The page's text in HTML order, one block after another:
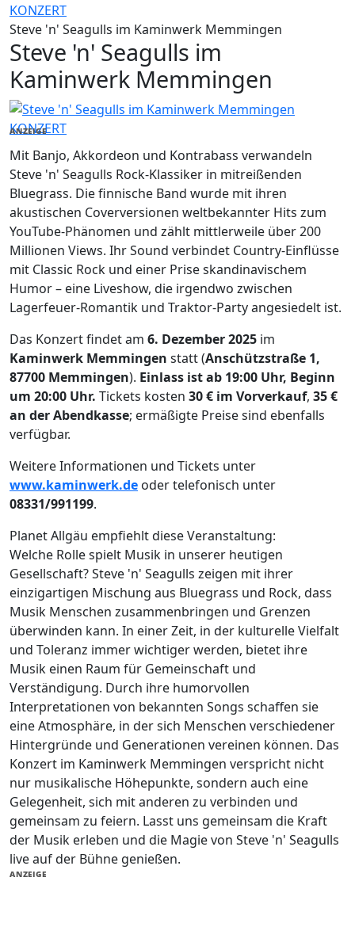
KONZERT
Steve 'n' Seagulls im Kaminwerk Memmingen
Steve 'n' Seagulls im
Kaminwerk Memmingen
KONZERT
ANZEIGE
Mit Banjo, Akkordeon und Kontrabass verwandeln
Steve 'n' Seagulls Rock-Klassiker in mitreißenden
Bluegrass. Die finnische Band wurde mit ihren
akustischen Coverversionen weltbekannter Hits zum
YouTube-Phänomen und zählt mittlerweile über 200
Millionen Views. Ihr Sound verbindet Country-Einflüsse
mit Classic Rock und einer Prise skandinavischem
Humor – eine Liveshow, die irgendwo zwischen
Lagerfeuer-Romantik und Traktor-Party angesiedelt ist.
Das Konzert findet am 6. Dezember 2025 im
Kaminwerk Memmingen statt (Anschützstraße 1,
87700 Memmingen). Einlass ist ab 19:00 Uhr, Beginn
um 20:00 Uhr. Tickets kosten 30 € im Vorverkauf, 35 €
an der Abendkasse; ermäßigte Preise sind ebenfalls
verfügbar.
Weitere Informationen und Tickets unter
www.kaminwerk.de oder telefonisch unter
08331/991199.
Planet Allgäu empfiehlt diese Veranstaltung:
Welche Rolle spielt Musik in unserer heutigen
Gesellschaft? Steve 'n' Seagulls zeigen mit ihrer
einzigartigen Mischung aus Bluegrass und Rock, dass
Musik Menschen zusammenbringen und Grenzen
überwinden kann. In einer Zeit, in der kulturelle Vielfalt
und Toleranz immer wichtiger werden, bietet ihre
Musik einen Raum für Gemeinschaft und
Verständigung. Durch ihre humorvollen
Interpretationen von bekannten Songs schaffen sie
eine Atmosphäre, in der sich Menschen verschiedener
Hintergründe und Generationen vereinen können. Das
Konzert im Kaminwerk Memmingen verspricht nicht
nur musikalische Höhepunkte, sondern auch eine
Gelegenheit, sich mit anderen zu verbinden und
gemeinsam zu feiern. Lasst uns gemeinsam die Kraft
der Musik erleben und die Magie von Steve 'n' Seagulls
live auf der Bühne genießen.
ANZEIGE